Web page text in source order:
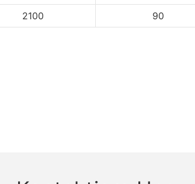
2100 90